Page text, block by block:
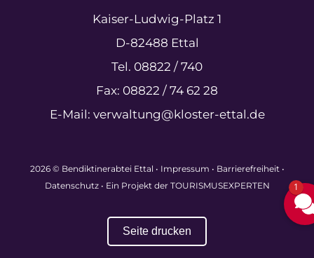
Kaiser-Ludwig-Platz 1
D-82488 Ettal
Tel. 08822 / 740
Fax: 08822 / 74 62 28
E-Mail: verwaltung@kloster-ettal.de
2026 © Bendiktinerabtei Ettal • Impressum • Barrierefreiheit•
Datenschutz• Ein Projekt der TOURISMUSEXPERTEN
Seite drucken
1